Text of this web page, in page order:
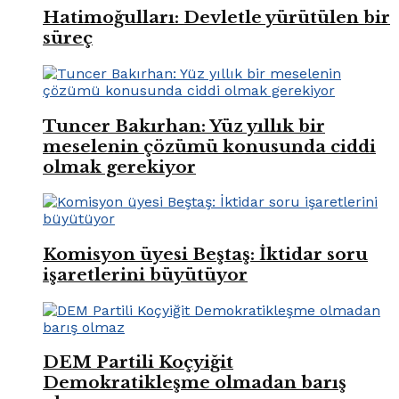
Hatimoğulları: Devletle yürütülen bir
süreç
Tuncer Bakırhan: Yüz yıllık bir
meselenin çözümü konusunda ciddi
olmak gerekiyor
Komisyon üyesi Beştaş: İktidar soru
işaretlerini büyütüyor
DEM Partili Koçyiğit
Demokratikleşme olmadan barış